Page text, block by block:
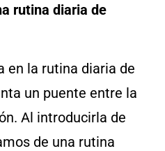
rutina diaria de
en la rutina diaria de
un puente entre la
Al introducirla de
de una rutina